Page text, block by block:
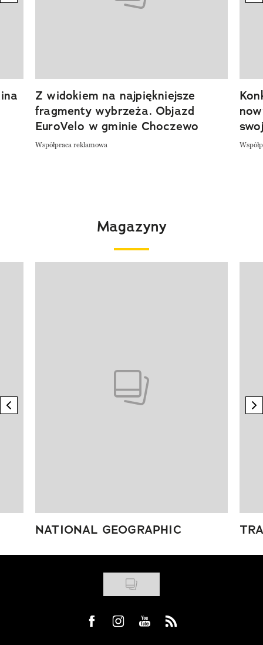
Z widokiem na najpiękniejsze
fragmenty wybrzeża. Objazd
EuroVelo w gminie Choczewo
Współpraca reklamowa
Magazyny
previous element
NATIONAL GEOGRAPHIC
Visit us on Facebook
Visit us on Instagram
Visit us on Youtube
Visit us on Rss